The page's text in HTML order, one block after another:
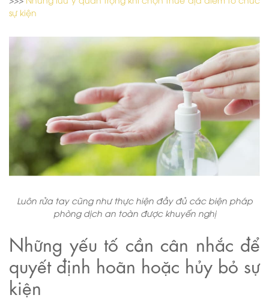
sự kiện
Luôn rửa tay cũng như thực hiện đầy đủ các biện pháp
phòng dịch an toàn được khuyến nghị
Những yếu tố cần cân nhắc để
quyết định hoãn hoặc hủy bỏ sự
kiện